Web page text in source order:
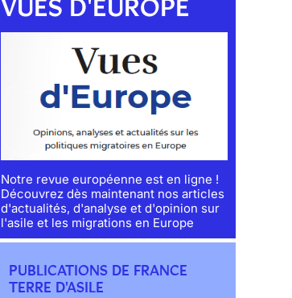
VUES D'EUROPE
Notre revue européenne est en ligne !
Découvrez dès maintenant nos articles
d'actualités, d'analyse et d'opinion sur
l'asile et les migrations en Europe
PUBLICATIONS DE FRANCE
TERRE D'ASILE